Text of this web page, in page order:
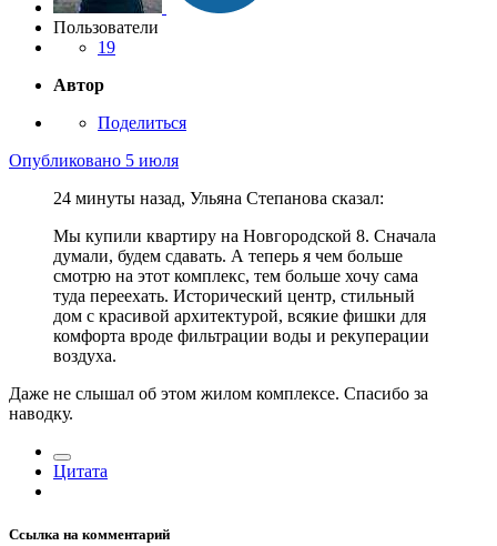
Пользователи
19
Автор
Поделиться
Опубликовано 5 июля
24 минуты назад, Ульяна Степанова сказал:
Мы купили квартиру на Новгородской 8. Сначала
думали, будем сдавать. А теперь я чем больше
смотрю на этот комплекс, тем больше хочу сама
туда переехать. Исторический центр, стильный
дом с красивой архитектурой, всякие фишки для
комфорта вроде фильтрации воды и рекуперации
воздуха.
Даже не слышал об этом жилом комплексе. Спасибо за
наводку.
Цитата
Ссылка на комментарий